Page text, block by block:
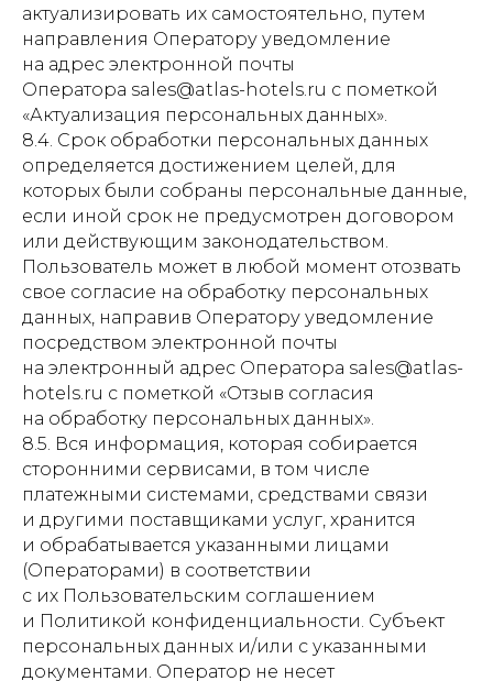
актуализировать их самостоятельно, путем
направления Оператору уведомление
на адрес электронной почты
Оператора sales@atlas-hotels.ru с пометкой
«Актуализация персональных данных».
8.4. Срок обработки персональных данных
определяется достижением целей, для
которых были собраны персональные данные,
если иной срок не предусмотрен договором
или действующим законодательством.
Пользователь может в любой момент отозвать
свое согласие на обработку персональных
данных, направив Оператору уведомление
посредством электронной почты
на электронный адрес Оператора sales@atlas-
hotels.ru с пометкой «Отзыв согласия
на обработку персональных данных».
8.5. Вся информация, которая собирается
сторонними сервисами, в том числе
платежными системами, средствами связи
и другими поставщиками услуг, хранится
и обрабатывается указанными лицами
(Операторами) в соответствии
с их Пользовательским соглашением
и Политикой конфиденциальности. Субъект
персональных данных и/или с указанными
документами. Оператор не несет
© 2026 Отель «Де Ла
Мапа» - официальный
сайт
Карточка предприятия
Согласие на рассылки
Сертификат
о присвоении категории
гостиничных услуг